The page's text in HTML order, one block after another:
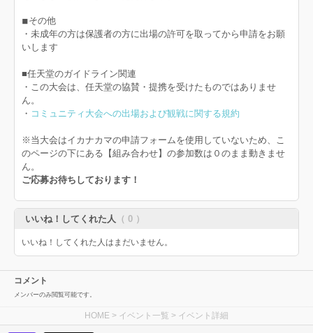
◾︎その他
・未成年の方は保護者の方に出場の許可を取ってから申請をお願
いします
■任天堂のガイドライン関連
・この大会は、任天堂の協賛・提携を受けたものではありませ
ん。
・ コミュニティ大会への出場および観戦に関する規約
※当大会はイカナカマの申請フォームを使用していないため、こ
のページの下にある【組み合わせ】の参加数は０のまま動きませ
ん。
ご応募お待ちしております！
いいね！してくれた人 （ 0 ）
いいね！してくれた人はまだいません。
コメント
メンバーのみ閲覧可能です。
HOME > イベント一覧 > イベント詳細